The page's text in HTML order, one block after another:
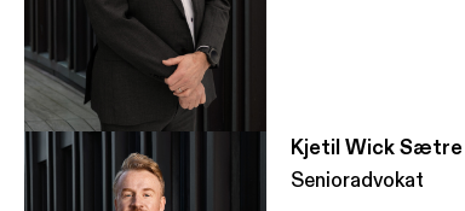
Kjetil Wick Sætre
Senioradvokat